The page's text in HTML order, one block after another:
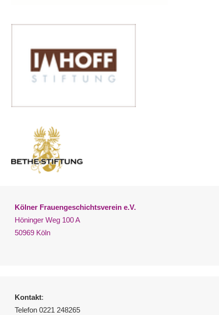
Kölner Frauengeschichtsverein e.V.
Höninger Weg 100 A
50969 Köln
Kontakt:
Telefon 0221 248265